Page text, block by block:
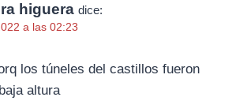
higuera dice:
a las 02:23
los túneles del castillos fueron
altura